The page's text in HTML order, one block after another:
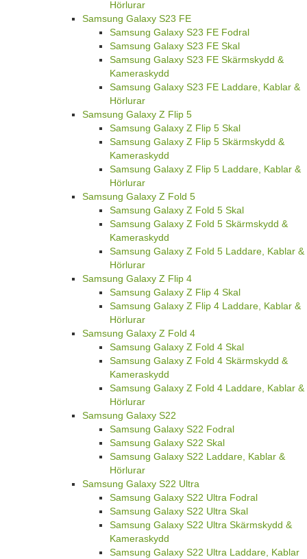
Hörlurar
Samsung Galaxy S23 FE
Samsung Galaxy S23 FE Fodral
Samsung Galaxy S23 FE Skal
Samsung Galaxy S23 FE Skärmskydd &
Kameraskydd
Samsung Galaxy S23 FE Laddare, Kablar &
Hörlurar
Samsung Galaxy Z Flip 5
Samsung Galaxy Z Flip 5 Skal
Samsung Galaxy Z Flip 5 Skärmskydd &
Kameraskydd
Samsung Galaxy Z Flip 5 Laddare, Kablar &
Hörlurar
Samsung Galaxy Z Fold 5
Samsung Galaxy Z Fold 5 Skal
Samsung Galaxy Z Fold 5 Skärmskydd &
Kameraskydd
Samsung Galaxy Z Fold 5 Laddare, Kablar &
Hörlurar
Samsung Galaxy Z Flip 4
Samsung Galaxy Z Flip 4 Skal
Samsung Galaxy Z Flip 4 Laddare, Kablar &
Hörlurar
Samsung Galaxy Z Fold 4
Samsung Galaxy Z Fold 4 Skal
Samsung Galaxy Z Fold 4 Skärmskydd &
Kameraskydd
Samsung Galaxy Z Fold 4 Laddare, Kablar &
Hörlurar
Samsung Galaxy S22
Samsung Galaxy S22 Fodral
Samsung Galaxy S22 Skal
Samsung Galaxy S22 Laddare, Kablar &
Hörlurar
Samsung Galaxy S22 Ultra
Samsung Galaxy S22 Ultra Fodral
Samsung Galaxy S22 Ultra Skal
Samsung Galaxy S22 Ultra Skärmskydd &
Kameraskydd
Samsung Galaxy S22 Ultra Laddare, Kablar